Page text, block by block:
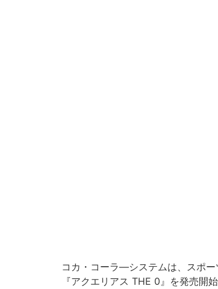
コカ・コーラ―システムは、スポ
『アクエリアス THE 0』を発売開